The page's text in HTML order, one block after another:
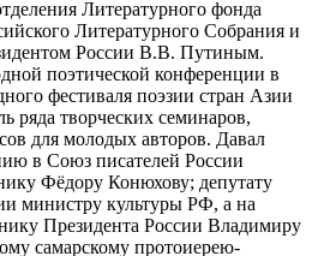
Литературного фонда
Литературного Собрания и
России В.В. Путиным.
поэтической конференции в
фестиваля поэзии стран Азии
ряда творческих семинаров,
для молодых авторов. Давал
в Союз писателей России
Фёдору Конюхову; депутату
министру культуры РФ, а на
Президента России Владимиру
самарскому протоиерею-